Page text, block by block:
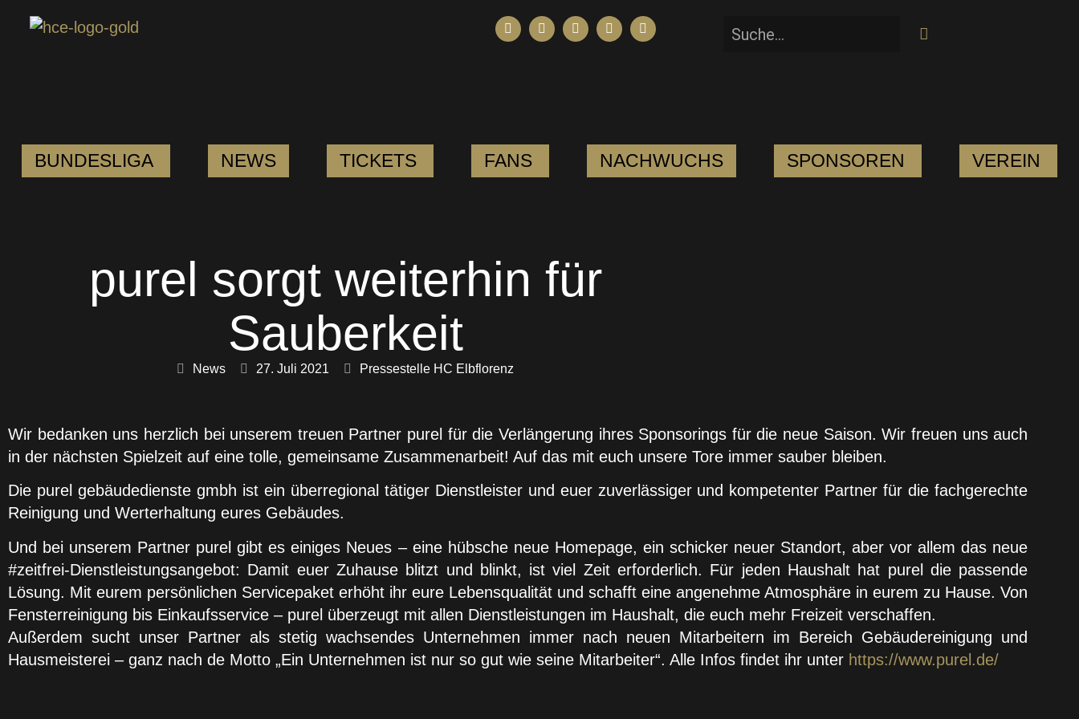
BUNDESLIGA NEWS TICKETS FANS NACHWUCHS SPONSOREN VEREIN
purel sorgt weiterhin für
Sauberkeit
News 27. Juli 2021 Pressestelle HC Elbflorenz
Wir bedanken uns herzlich bei unserem treuen Partner purel für die Verlängerung ihres Sponsorings für die neue Saison. Wir freuen uns auch
in der nächsten Spielzeit auf eine tolle, gemeinsame Zusammenarbeit! Auf das mit euch unsere Tore immer sauber bleiben.
Die purel gebäudedienste gmbh ist ein überregional tätiger Dienstleister und euer zuverlässiger und kompetenter Partner für die fachgerechte
Reinigung und Werterhaltung eures Gebäudes.
Und bei unserem Partner purel gibt es einiges Neues – eine hübsche neue Homepage, ein schicker neuer Standort, aber vor allem das neue
#zeitfrei-Dienstleistungsangebot: Damit euer Zuhause blitzt und blinkt, ist viel Zeit erforderlich. Für jeden Haushalt hat purel die passende
Lösung. Mit eurem persönlichen Servicepaket erhöht ihr eure Lebensqualität und schafft eine angenehme Atmosphäre in eurem zu Hause. Von
Fensterreinigung bis Einkaufsservice – purel überzeugt mit allen Dienstleistungen im Haushalt, die euch mehr Freizeit verschaffen.
Außerdem sucht unser Partner als stetig wachsendes Unternehmen immer nach neuen Mitarbeitern im Bereich Gebäudereinigung und
Hausmeisterei – ganz nach de Motto „Ein Unternehmen ist nur so gut wie seine Mitarbeiter“. Alle Infos findet ihr unter https://www.purel.de/